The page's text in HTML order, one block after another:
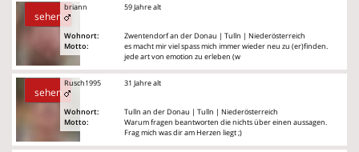
sehen
briann
Wohnort:
Motto:
59 Jahre alt
Zwentendorf an der Donau | Tulln | Niederösterreich
es macht mir viel spass mich immer wieder neu zu (er)finden.
jede art von emotion zu erleben (w
sehen
Rusch1995
Wohnort:
Motto:
31 Jahre alt
Tulln an der Donau | Tulln | Niederösterreich
Warum fragen beantworten die nichts über einen aussagen.
Frag mich was dir am Herzen liegt ;)